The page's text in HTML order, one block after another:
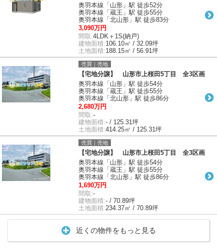
奥羽本線「山形」駅 徒歩52分
奥羽本線「蔵王」駅 徒歩55分
奥羽本線「北山形」駅 徒歩83分
3,090万円
間取:4LDK＋1S(納戸)
建物面積:106.10㎡ / 32.09坪
土地面積:188.15㎡ / 56.91坪
売買｜売地
【宅地分譲】 山形市上桜田5丁目 全3区画
奥羽本線「山形」駅 徒歩54分
奥羽本線「蔵王」駅 徒歩55分
奥羽本線「北山形」駅 徒歩86分
2,680万円
間取:-
建物面積:- / 125.31坪
土地面積:414.25㎡ / 125.31坪
売買｜売地
【宅地分譲】 山形市上桜田5丁目 全3区画
奥羽本線「山形」駅 徒歩54分
奥羽本線「蔵王」駅 徒歩55分
奥羽本線「北山形」駅 徒歩86分
1,690万円
間取:-
建物面積:- / 70.89坪
土地面積:234.37㎡ / 70.89坪
近くの物件をもっと見る